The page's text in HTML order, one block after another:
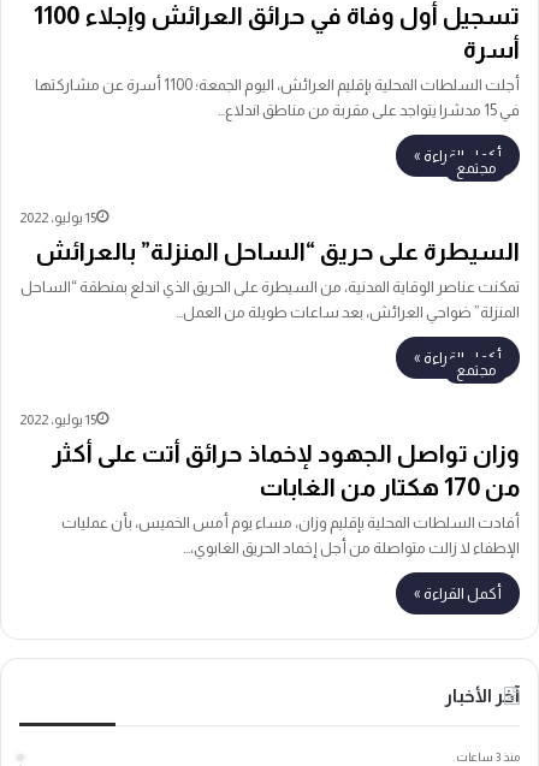
تسجيل أول وفاة في حرائق العرائش وإجلاء 1100
أسرة
أجلت السلطات المحلية بإقليم العرائش، اليوم الجمعة؛ 1100 أسرة عن مشاركتها
في 15 مدشرا يتواجد على مقربة من مناطق اندلاع…
أكمل القراءة »
مجتمع
15 يوليو، 2022
السيطرة على حريق “الساحل المنزلة” بالعرائش
تمكنت عناصر الوقاية المدنية، من السيطرة على الحريق الذي اندلع بمنطقة “الساحل
المنزلة” ضواحي العرائش، بعد ساعات طويلة من العمل…
أكمل القراءة »
مجتمع
15 يوليو، 2022
وزان تواصل الجهود لإخماذ حرائق أتت على أكثر
من 170 هكتار من الغابات
أفادت السلطات المحلية بإقليم وزان، مساء يوم أمس الخميس، بأن عمليات
الإطفاء لا زالت متواصلة من أجل إخماد الحريق الغابوي،…
أكمل القراءة »
آخر الأخبار
منذ 3 ساعات